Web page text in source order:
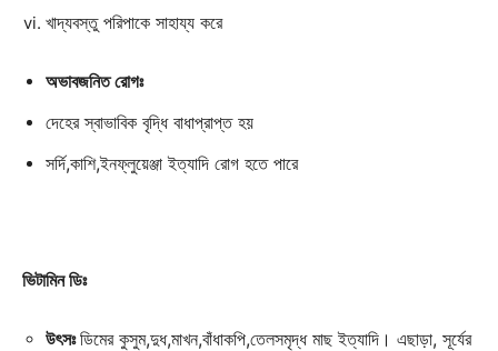
খাদ্যবস্তু পরিপাকে সাহায্য করে
অভাবজনিত রোগঃ
দেহের স্বাভাবিক বৃদ্ধি বাধাপ্রাপ্ত হয়
সর্দি,কাশি,ইনফ্লুয়েঞ্জা ইত্যাদি রোগ হতে পারে
ভিটামিন ডিঃ
উৎসঃডিমের কুসুম,দুধ,মাখন,বাঁধাকপি,তেলসমৃদ্ধ মাছ ইত্যাদি। এছাড়া, সূর্যের